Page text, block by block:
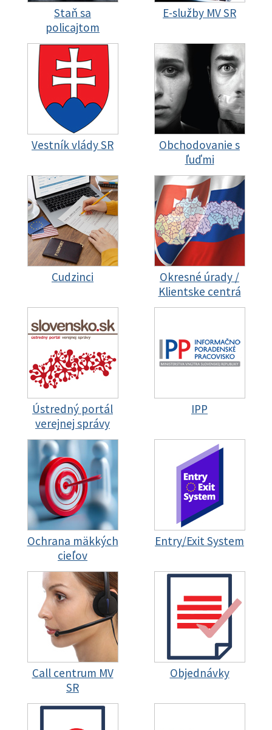
Staň sa
policajtom
E-služby MV SR
Vestník vlády SR
Obchodovanie s
ľuďmi
Cudzinci
Okresné úrady /
Klientske centrá
Ústredný portál
verejnej správy
IPP
Ochrana mäkkých
cieľov
Entry/Exit System
Call centrum MV
SR
Objednávky